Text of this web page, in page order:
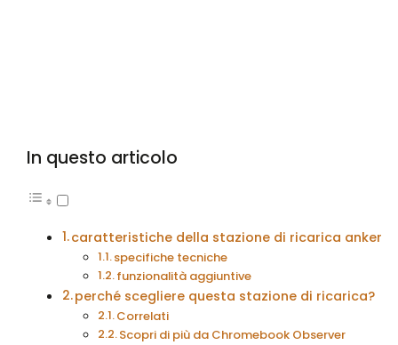
In questo articolo
caratteristiche della stazione di ricarica anker
specifiche tecniche
funzionalità aggiuntive
perché scegliere questa stazione di ricarica?
Correlati
Scopri di più da Chromebook Observer